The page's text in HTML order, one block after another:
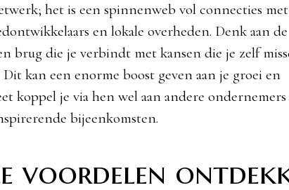
het is een spinnenweb vol connecties
en lokale overheden. Denk aan de
brug die je verbindt met kansen die je zelf
kan een enorme boost geven aan je groei en
koppel je via hen wel aan andere
bijeenkomsten.
voordelen